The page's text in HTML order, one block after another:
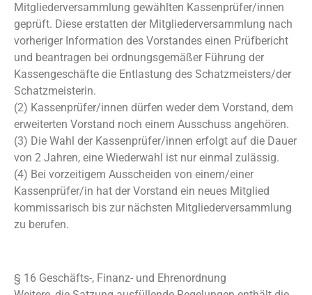
Mitgliederversammlung gewählten Kassenprüfer/innen
geprüft. Diese erstatten der Mitgliederversammlung nach
vorheriger Information des Vorstandes einen Prüfbericht
und beantragen bei ordnungsgemäßer Führung der
Kassengeschäfte die Entlastung des Schatzmeisters/der
Schatzmeisterin.
(2) Kassenprüfer/innen dürfen weder dem Vorstand, dem
erweiterten Vorstand noch einem Ausschuss angehören.
(3) Die Wahl der Kassenprüfer/innen erfolgt auf die Dauer
von 2 Jahren, eine Wiederwahl ist nur einmal zulässig.
(4) Bei vorzeitigem Ausscheiden von einem/einer
Kassenprüfer/in hat der Vorstand ein neues Mitglied
kommissarisch bis zur nächsten Mitgliederversammlung
zu berufen.
§ 16 Geschäfts-, Finanz- und Ehrenordnung